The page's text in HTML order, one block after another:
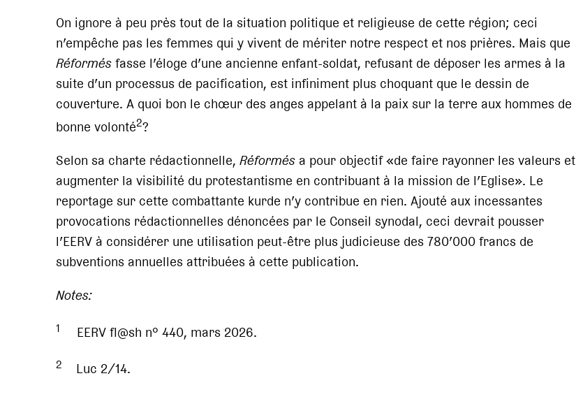
On ignore à peu près tout de la situation politique et religieuse de cette région; ceci
n’empêche pas les femmes qui y vivent de mériter notre respect et nos prières. Mais que
Réformésfasse l’éloge d’une ancienne enfant-soldat, refusant de déposer les armes à la
suite d’un processus de pacification, est infiniment plus choquant que le dessin de
couverture. A quoi bon le chœur des anges appelant à la paix sur la terre aux hommes de
bonne volonté2?
Selon sa charte rédactionnelle, Réformés a pour objectif «de faire rayonner les valeurs et
augmenter la visibilité du protestantisme en contribuant à la mission de l’Eglise». Le
reportage sur cette combattante kurde n’y contribue en rien. Ajouté aux incessantes
provocations rédactionnelles dénoncées par le Conseil synodal, ceci devrait pousser
l’EERV à considérer une utilisation peut-être plus judicieuse des 780’000 francs de
subventions annuelles attribuées à cette publication.
Notes:
1 EERV fl@sh n° 440, mars 2026.
2 Luc 2/14.